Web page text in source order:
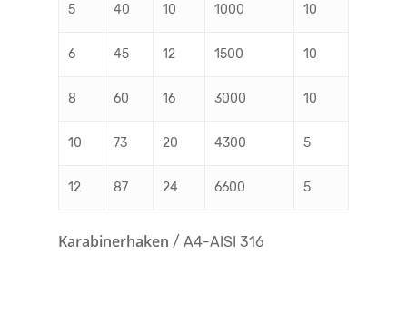
5 40 10 1000 10
6 45 12 1500 10
8 60 16 3000 10
10 73 20 4300 5
12 87 24 6600 5
Karabinerhaken / A4-AISI 316